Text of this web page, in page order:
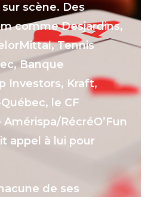
scène. Des
comme Desjardins,
Tennis
Banque
Investors, Kraft,
le CF
RécréO’Fun
appel à lui pour
de ses